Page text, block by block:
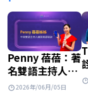
Penny 蓓蓓：著
名雙語主持人攜
手 ELSA Speak
2026年/06月/05日